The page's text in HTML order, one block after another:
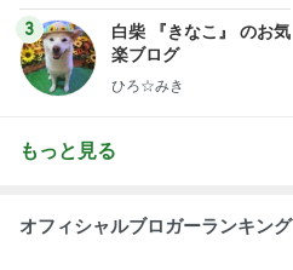
3
白柴 『きなこ』 のお気
楽ブログ
ひろ☆みき
もっと見る
オフィシャルブロガーランキング